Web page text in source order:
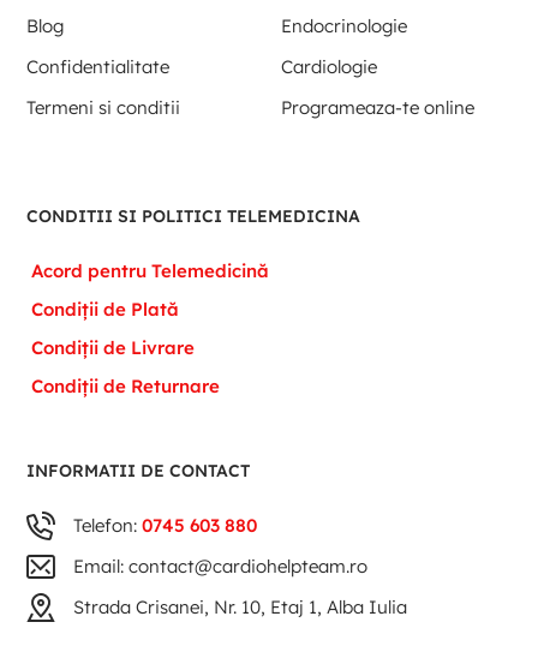
Blog
Endocrinologie
Confidentialitate
Cardiologie
Termeni si conditii
Programeaza-te online
CONDITII SI POLITICI TELEMEDICINA
Acord pentru Telemedicină
Condiții de Plată
Condiții de Livrare
Condiții de Returnare
INFORMATII DE CONTACT
Telefon:0745 603 880
Email: contact@cardiohelpteam.ro
Strada Crisanei, Nr. 10, Etaj 1, Alba Iulia